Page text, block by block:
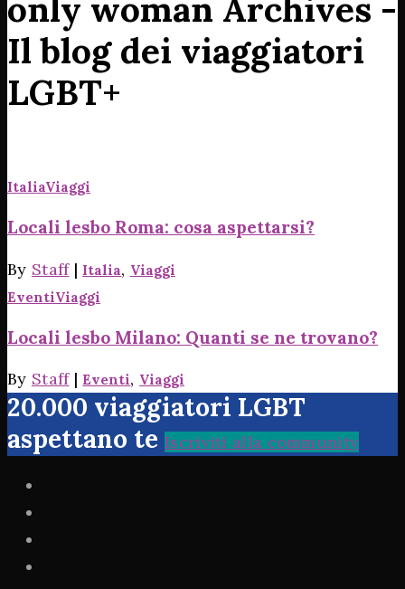
only woman Archives -
Il blog dei viaggiatori
LGBT+
ItaliaViaggi
Locali lesbo Roma: cosa aspettarsi?
By Staff | Italia, Viaggi
EventiViaggi
Locali lesbo Milano: Quanti se ne trovano?
By Staff | Eventi, Viaggi
20.000 viaggiatori LGBT
aspettano te Iscriviti alla community